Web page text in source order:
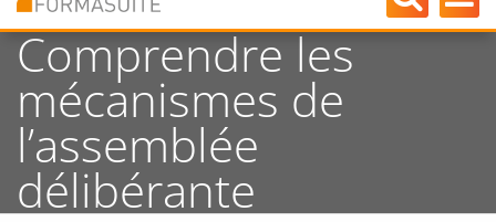
Comprendre les
mécanismes de
l’assemblée
délibérante